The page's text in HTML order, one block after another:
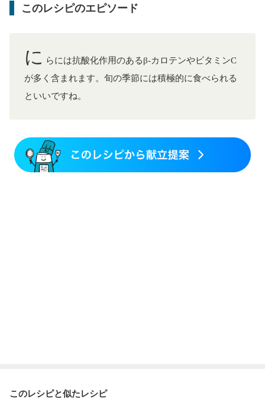
大腸がん（放射線治療中）
飲み込みにくい
妊婦健診・血糖値が気になる（初期）
妊娠高血圧(中期)
産後（ミルク）
骨折 骨粗しょう症
関節リウマチ
乾癬
フレイル（年齢に合わせた体作り）
このレシピのエピソード
に らには抗酸化作用のあるβ-カロテンやビタミンC
が多く含まれます。旬の季節には積極的に食べられる
といいですね。
このレシピと似たレシピ